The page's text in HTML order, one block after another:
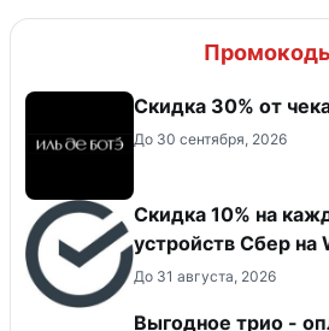
Скидка 30% от
До 30 сентября, 2026
Скидка 10% на
устройств Сбер на
До 31 августа, 2026
Выгодное трио -